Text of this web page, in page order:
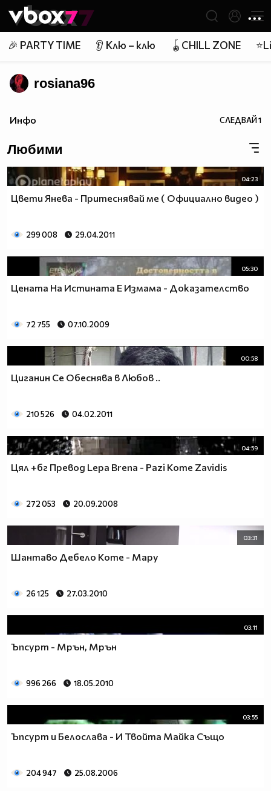
👾
🎉 PARTY TIME 👂 Клю – клю 🪀CHILL ZONE
rosiana96
Инфо СЛЕДВАЙ1
Любими
04:23
Цвети Янева - Притеснявай ме ( Официално видео )
299 008 29.04.2011
05:30
Цената На Истината Е Измама - Доказателство
72 755 07.10.2009
00:58
Циганин Се Обеснява в Любов ..
210 526 04.02.2011
04:59
Цял +бг Превод Lepa Brena - Pazi Kome Zavidis
272 053 20.09.2008
03:31
Шантаво Дебело Коте - Мару
26 125 27.03.2010
03:11
Ъпсурт - Мрън, Мрън
996 266 18.05.2010
03:55
Ъпсурт и Белослава - И Твойта Майка Също
204 947 25.08.2006